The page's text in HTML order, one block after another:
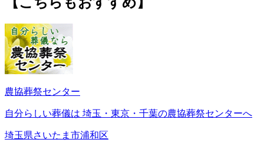
農協葬祭センター
自分らしい葬儀は 埼玉・東京・千葉の農協葬祭センターへ
埼玉県さいたま市浦和区